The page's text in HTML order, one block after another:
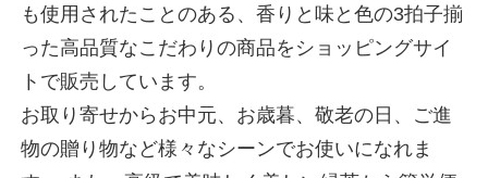
も使用されたことのある、香りと味と色の3拍子揃
った高品質なこだわりの商品をショッピングサイ
トで販売しています。
お取り寄せからお中元、お歳暮、敬老の日、ご進
物の贈り物など様々なシーンでお使いになれま